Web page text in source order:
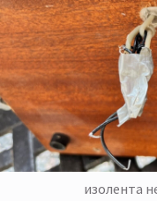
изолента